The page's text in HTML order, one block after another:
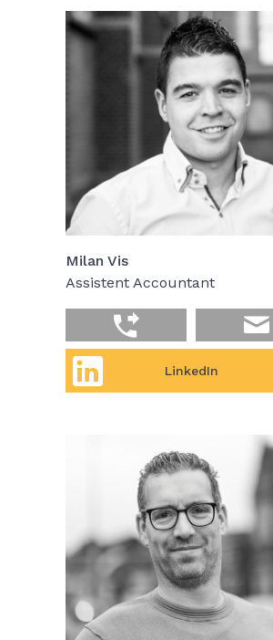
Milan Vis
Assistent Accountant
LinkedIn